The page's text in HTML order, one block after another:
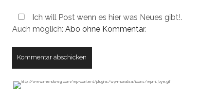
Ich will Post wenn es hier was Neues gibt!.
Auch möglich: Abo ohne Kommentar.